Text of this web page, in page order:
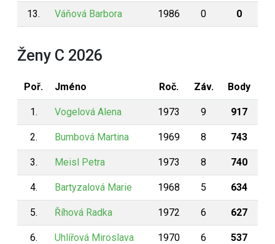
13. Váňová Barbora 1986 0 0
Ženy C 2026
Poř. Jméno Roč. Záv. Body
1. Vogelová Alena 1973 9 917
2. Bumbová Martina 1969 8 743
3. Meisl Petra 1973 8 740
4. Bartyzalová Marie 1968 5 634
5. Říhová Radka 1972 6 627
6. Uhlířová Miroslava 1970 6 537